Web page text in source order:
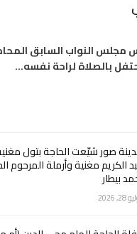
مجلس النواب السابق
بالصلاة لراحة نفسه…
صور شيّعت الحاجة بتول
الكريم مغنية وأرملة المرحوم
بيطار
2026